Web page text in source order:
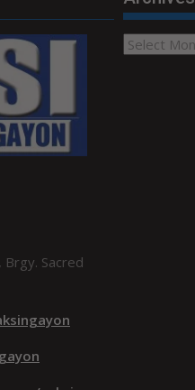
Brgy. Sacred
Archives